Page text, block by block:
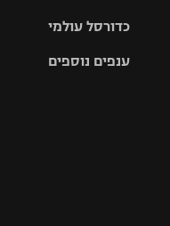
גביע הטוטו
האלופות
ליגה
סל
כדורסל עולמי
ענפים נוספים